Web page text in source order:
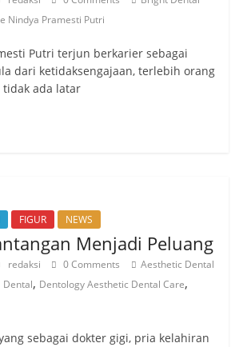
Nindya Pramesti Putri
Putri terjun berkarier sebagai
dari ketidaksengajaan, terlebih orang
tidak ada latar
FIGUR NEWS
Menjadi Peluang
redaksi 0 Comments
Aesthetic Dental
Dental, Dentology Aesthetic Dental Care,
sebagai dokter gigi, pria kelahiran